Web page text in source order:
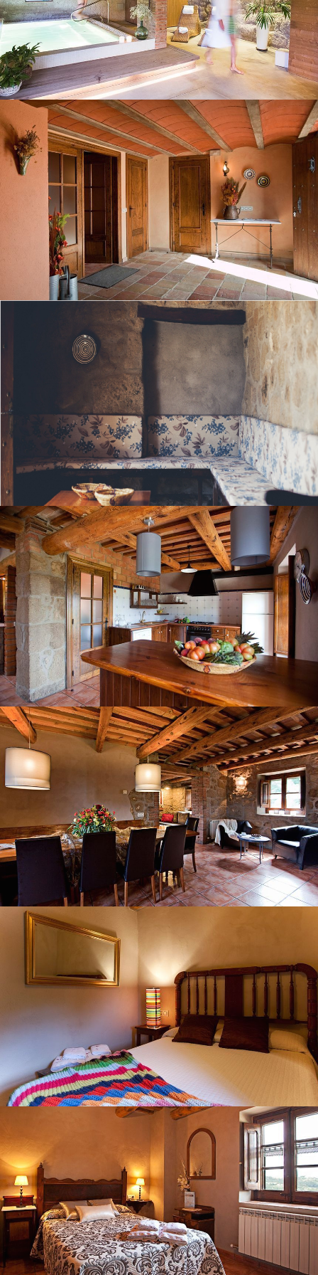
ANCIENNE ENTRÉE
SALON REZ-DE-CHAUSSÉE
LA CUISINE
SALLE À MANGER - SALON
CHAMBRE 1
CHAMBRE 2